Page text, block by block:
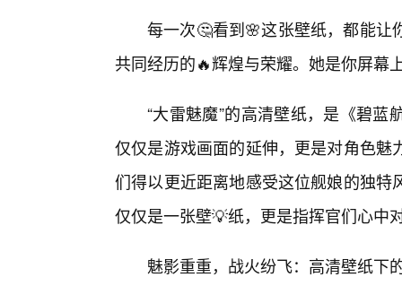
每一次🤔看到🌸这张壁纸，都能让
共同经历的🔥辉煌与荣耀。她是你屏幕
“大雷魅魔”的高清壁纸，是《碧
仅仅是游戏画面的延伸，更是对角色
们得以更近距离地感受这位舰娘的独
仅仅是一张壁💡纸，更是指挥官们心中
魅影重重，战火纷飞：高清壁纸下